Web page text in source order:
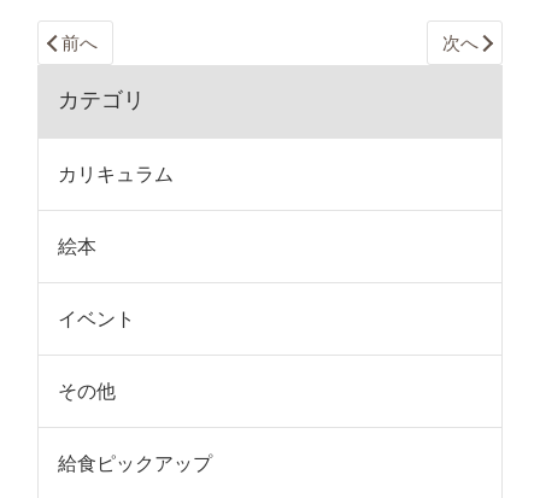
前へ 次へ
カテゴリ
カリキュラム
絵本
イベント
その他
給食ピックアップ